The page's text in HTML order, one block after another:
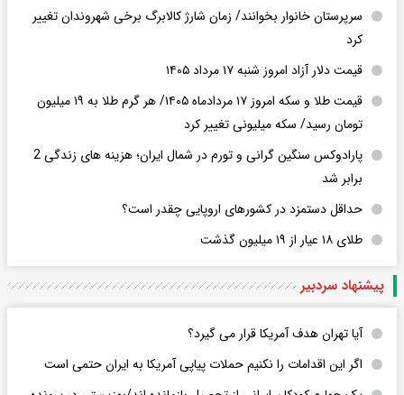
سرپرستان خانوار بخوانند/ زمان شارژ کالابرگ برخی شهروندان تغییر
کرد
قیمت دلار آزاد امروز شنبه ۱۷ مرداد ۱۴۰۵
قیمت طلا و سکه امروز ۱۷ مردادماه ۱۴۰۵/ هر گرم طلا به ۱۹ میلیون
تومان رسید/ سکه میلیونی تغییر کرد
پارادوکس سنگین گرانی و تورم در شمال ایران؛ هزینه های زندگی 2
برابر ‌شد
حداقل دستمزد در کشورهای اروپایی چقدر است؟
طلای ۱۸ عیار از ۱۹ میلیون گذشت
پیشنهاد سردبیر
آیا تهران هدف آمریکا قرار می گیرد؟
اگر این اقدامات را نکنیم حملات پیاپی آمریکا به ایران حتمی است